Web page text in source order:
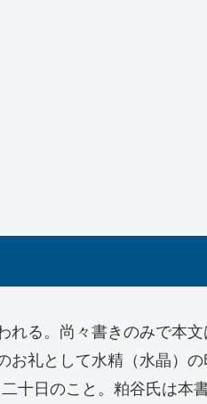
る。尚々書きのみで本文
お礼として水精（水晶）
十日のこと。粕谷氏は本